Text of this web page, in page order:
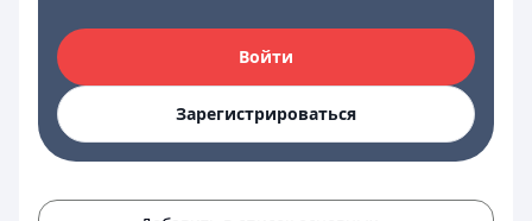
Войти
Зарегистрироваться